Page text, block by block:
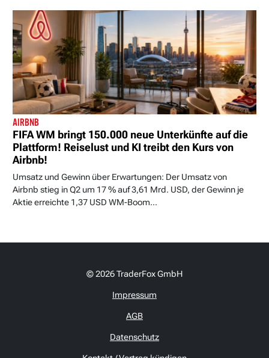
AIRBNB
FIFA WM bringt 150.000 neue Unterkünfte auf die
Plattform! Reiselust und KI treibt den Kurs von
Airbnb!
Umsatz und Gewinn über Erwartungen: Der Umsatz von
Airbnb stieg in Q2 um 17 % auf 3,61 Mrd. USD, der Gewinn je
Aktie erreichte 1,37 USD WM-Boom...
© 2026 TraderFox GmbH
Impressum
AGB
Datenschutz